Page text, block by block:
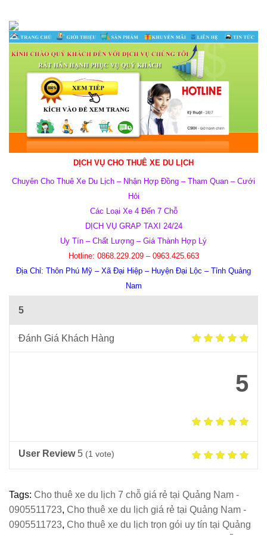
DỊCH VỤ CHO THUÊ XE DU LỊCH
Chuyên Cho Thuê Xe Du Lịch – Nhận Hợp Đồng – Tham Quan – Cưới
Hỏi
Các Loại Xe 4 Đến 7 Chỗ
DỊCH VỤ GRAP TAXI 24/24
Uy Tín – Chất Lượng – Giá Thành Hợp Lý
Hotline: 0868.229.209– 0963.425.663
Địa Chỉ: Thôn Phú Mỹ – Xã Đại Hiệp – Huyện Đại Lộc – Tỉnh Quảng
Nam
5
Đánh Giá Khách Hàng
5
User Review 5 (1 vote)
Tags: Cho thuê xe du lịch 7 chỗ giá rẻ tại Quảng Nam -
0905511723, Cho thuê xe du lịch giá rẻ tại Quảng Nam -
0905511723, Cho thuê xe du lịch trọn gói uy tín tại Quảng